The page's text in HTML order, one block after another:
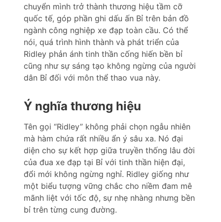
chuyển mình trở thành thương hiệu tầm cỡ
quốc tế, góp phần ghi dấu ấn Bỉ trên bản đồ
ngành công nghiệp xe đạp toàn cầu. Có thể
nói, quá trình hình thành và phát triển của
Ridley phản ánh tinh thần cống hiến bền bỉ
cũng như sự sáng tạo không ngừng của người
dân Bỉ đối với môn thể thao vua này.
Ý nghĩa thương hiệu
Tên gọi “Ridley” không phải chọn ngẫu nhiên
mà hàm chứa rất nhiều ẩn ý sâu xa. Nó đại
diện cho sự kết hợp giữa truyền thống lâu đời
của đua xe đạp tại Bỉ với tinh thần hiện đại,
đổi mới không ngừng nghỉ. Ridley giống như
một biểu tượng vững chắc cho niềm đam mê
mãnh liệt với tốc độ, sự nhẹ nhàng nhưng bền
bỉ trên từng cung đường.